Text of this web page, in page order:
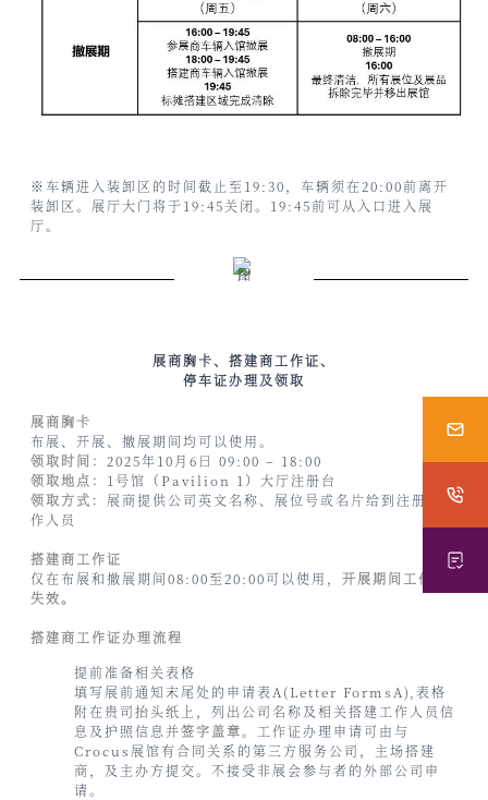
※车辆进入装卸区的时间截止至19:30，车辆须在20:00前离开
装卸区。展厅大门将于19:45关闭。19:45前可从入口进入展
厅。
展商胸卡、搭建商工作证、
停车证办理及领取
展商胸卡
布展、开展、撤展期间均可以使用。
领取时间： 2025年10月6日 09:00 – 18:00
领取地点： 1号馆（Pavilion 1）大厅注册台
领取方式 ：展商提供公司英文名称、展位号或名片给到注册台工
作人员
搭建商工作证
仅在布展和撤展期间08:00至20:00可以使用， 开展期间工作证
失效。
搭建商工作证办理流程
提前准备相关表格
填写展前通知末尾处的申请表A(Letter FormsA),表格
附在贵司抬头纸上，列出公司名称及相关搭建工作人员信
息及护照信息并签字盖章。工作证办理申请可由与
Crocus展馆有合同关系的第三方服务公司，主场搭建
商，及主办方提交。不接受非展会参与者的外部公司申
请。